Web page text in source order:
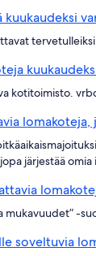
kuukaudeksi
tervetulleiksi
kotitoimisto.
järjestää omia
mukavuudet” -
soveltuvia